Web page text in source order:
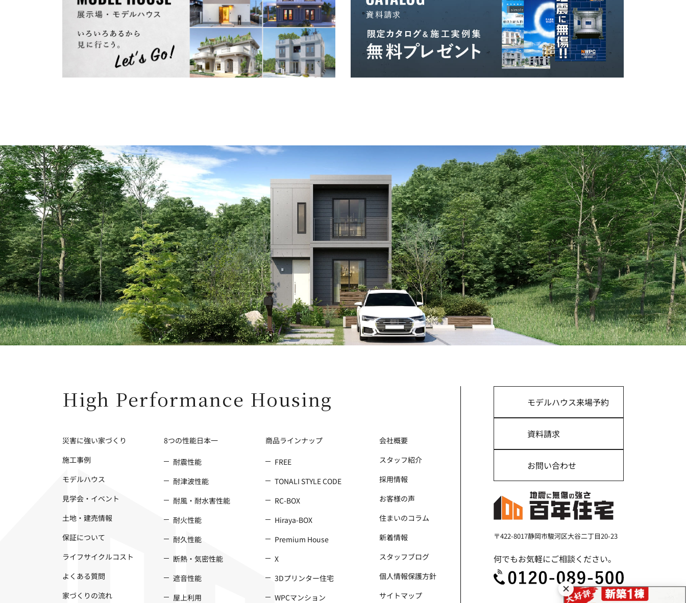
High Performance Housing
災害に強い家づくり
施工事例
モデルハウス
見学会・イベント
土地・建売情報
保証について
ライフサイクルコスト
よくある質問
家づくりの流れ
8つの性能日本一
耐震性能
耐津波性能
耐風・耐水害性能
耐火性能
耐久性能
断熱・気密性能
遮音性能
屋上利用
商品ラインナップ
FREE
TONALI STYLE CODE
RC-BOX
Hiraya-BOX
Premium House
X
3Dプリンター住宅
WPCマンション
会社概要
スタッフ紹介
採用情報
お客様の声
住まいのコラム
新着情報
スタッフブログ
個人情報保護方針
サイトマップ
モデルハウス来場予約
資料請求
お問い合わせ
〒422-8017静岡市駿河区大谷二丁目20-23
何でもお気軽にご相談ください。